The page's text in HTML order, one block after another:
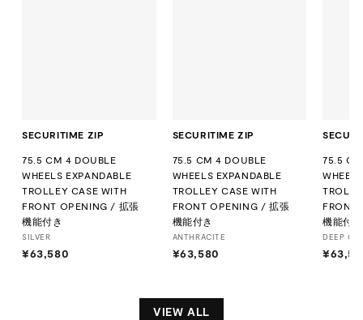
SECURITIME ZIP
75.5 CM 4 DOUBLE
WHEELS EXPANDABLE
TROLLEY CASE WITH
FRONT OPENING / 拡張
機能付き
SILVER
¥63,580
SECURITIME ZIP
75.5 CM 4 DOUBLE
WHEELS EXPANDABLE
TROLLEY CASE WITH
FRONT OPENING / 拡張
機能付き
ANTHRACITE
¥63,580
,
75.5
FRONT
機能付き
DEEP
VIEW ALL